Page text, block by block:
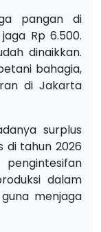
pangan di
Rp 6.500.
dinaikkan.
bahagia,
di Jakarta
surplus
di tahun 2026
dalam
menjaga